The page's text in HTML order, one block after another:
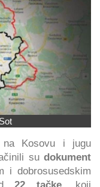
na Kosovu i jugu
su dokument
i dobrosusedskim
22 tačke, koji